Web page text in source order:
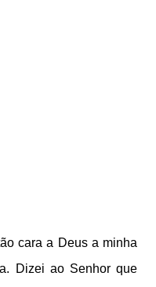
cara a Deus a minha
Dizei ao Senhor que